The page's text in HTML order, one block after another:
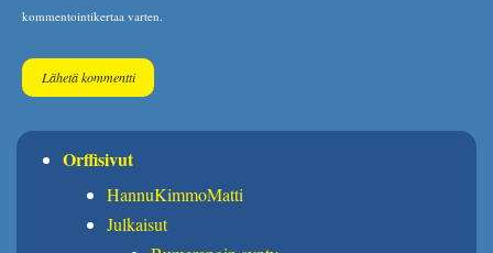
kommentointikertaa varten.
Orffisivut
HannuKimmoMatti
Julkaisut